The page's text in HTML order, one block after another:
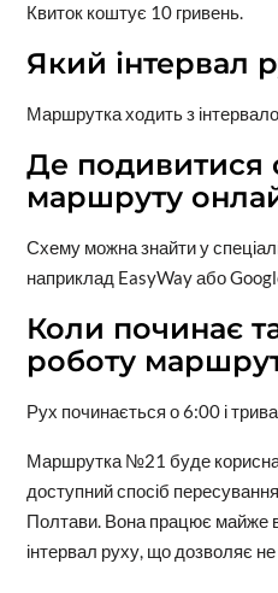
Квиток коштує 10 гривень.
Який інтервал
Маршрутка ходить з
Де подивитися
маршруту
Схему можна знайти у
наприклад EasyWay або
Коли починає
роботу
Рух починається о 6:00 і
Маршрутка №21 буде
доступний спосіб
Полтави. Вона працює майже
інтервал руху, що дозволяє